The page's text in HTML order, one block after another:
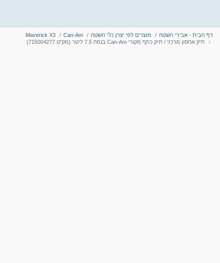
דף הבית - אבירי השטח מוצרים לפי יצרן כלי השטח Can-Am
Maverick X3
תיק אחסון מרכזי / תיק כתף מקורי Can-Am בנפח 7.5 ליטר (מק"ט 715004277)